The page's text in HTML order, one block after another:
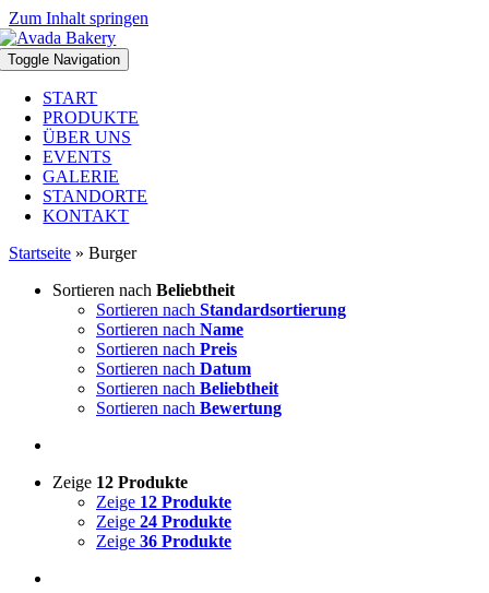
Zum Inhalt springen
Toggle Navigation
START
PRODUKTE
ÜBER UNS
EVENTS
GALERIE
STANDORTE
KONTAKT
Startseite » Burger
Sortieren nach Beliebtheit
Sortieren nach Standardsortierung
Sortieren nach Name
Sortieren nach Preis
Sortieren nach Datum
Sortieren nach Beliebtheit
Sortieren nach Bewertung
Zeige 12 Produkte
Zeige 12 Produkte
Zeige 24 Produkte
Zeige 36 Produkte